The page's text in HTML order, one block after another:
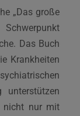
„Das große
Das Buch
Krankheiten
unterstützen
nicht nur mit